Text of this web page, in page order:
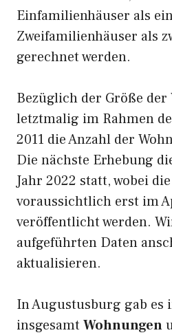
Einfamilienhäuser als
Zweifamilienhäuser als
gerechnet werden.
Bezüglich der Größe der
letztmalig im Rahmen
2011 die Anzahl der
Die nächste Erhebung
Jahr 2022 statt, wobei
voraussichtlich erst im
veröffentlicht werden.
aufgeführten Daten
aktualisieren.
In Augustusburg gab es
insgesamt Wohnungen